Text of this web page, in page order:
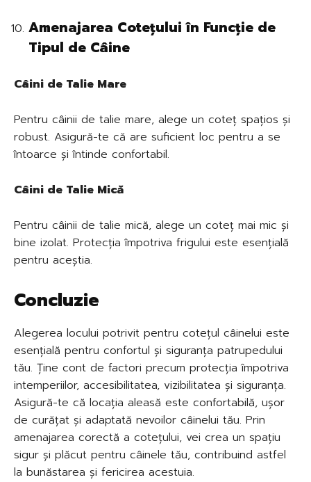
Amenajarea Cotețului în Funcție de
Tipul de Câine
Câini de Talie Mare
Pentru câinii de talie mare, alege un coteț spațios și
robust. Asigură-te că are suficient loc pentru a se
întoarce și întinde confortabil.
Câini de Talie Mică
Pentru câinii de talie mică, alege un coteț mai mic și
bine izolat. Protecția împotriva frigului este esențială
pentru aceștia.
Concluzie
Alegerea locului potrivit pentru cotețul câinelui este
esențială pentru confortul și siguranța patrupedului
tău. Ține cont de factori precum protecția împotriva
intemperiilor, accesibilitatea, vizibilitatea și siguranța.
Asigură-te că locația aleasă este confortabilă, ușor
de curățat și adaptată nevoilor câinelui tău. Prin
amenajarea corectă a cotețului, vei crea un spațiu
sigur și plăcut pentru câinele tău, contribuind astfel
la bunăstarea și fericirea acestuia.